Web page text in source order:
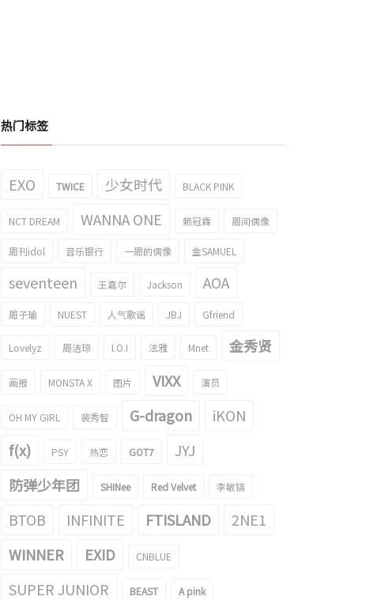
热门标签
EXO TWICE 少女时代 BLACK PINK
NCT DREAM WANNA ONE 赖冠霖 周间偶像
周刊idol 音乐银行 一周的偶像 金SAMUEL
seventeen 王嘉尔 Jackson AOA
周子瑜 NUEST 人气歌谣 JBJ Gfriend
Lovelyz 周洁琼 I.O.I 泫雅 Mnet 金秀贤
画报 MONSTA X 图片 VIXX 演员
OH MY GIRL 裴秀智 G-dragon
iKON
f(x)
PSY 热恋 GOT7
JYJ
防弹少年团
SHINee Red Velvet 李敏镐
BTOB INFINITE FTISLAND
2NE1
WINNER
EXID CNBLUE
SUPER JUNIOR BEAST A pink